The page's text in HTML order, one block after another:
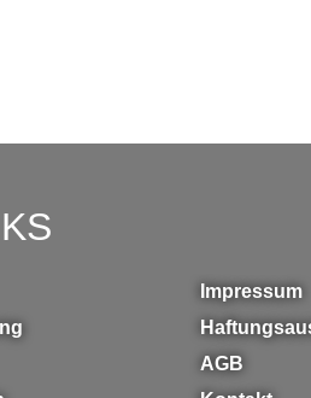
Impressum
AGB